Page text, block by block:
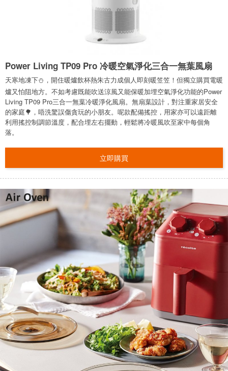
Power Living TP09 Pro 冷暖空氣淨化三合一無葉風扇
天寒地凍下⛄，開住暖爐飲杯熱朱古力成個人即刻暖笠笠！但獨立購買電暖
爐又怕阻地方。不如考慮既能吹送涼風又能保暖加埋空氣淨化功能的Power
Living TP09 Pro三合一無葉冷暖淨化風扇。無扇葉設計，對注重家居安全
的家庭🌳，唔洗驚誤傷貪玩的小朋友。呢款配備搖控，用家亦可以遠距離
利用搖控制調節溫度，配合埋左右擺動，輕鬆將冷暖風吹至家中每個角
落。
立即購買